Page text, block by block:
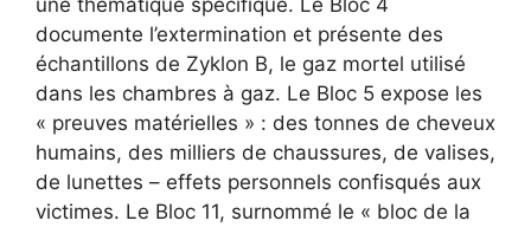
documente l’extermination et présente des
échantillons de Zyklon B, le gaz mortel utilisé
dans les chambres à gaz. Le Bloc 5 expose les
« preuves matérielles » : des tonnes de cheveux
humains, des milliers de chaussures, de valises,
de lunettes – effets personnels confisqués aux
victimes. Le Bloc 11, surnommé le « bloc de la